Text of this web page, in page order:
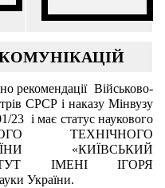
рекомендації  Військово-
СРСР і наказу Мінвузу
і має статус наукового
ТЕХНІЧНОГО
«КИЇВСЬКИЙ
ІМЕНІ ІГОРЯ
України.